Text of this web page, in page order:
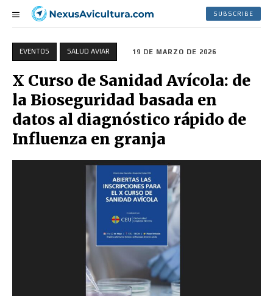
SUBSCRIBE
EVENTOS SALUD AVIAR 19 DE MARZO DE 2026
X Curso de Sanidad Avícola: de
la Bioseguridad basada en
datos al diagnóstico rápido de
Influenza en granja